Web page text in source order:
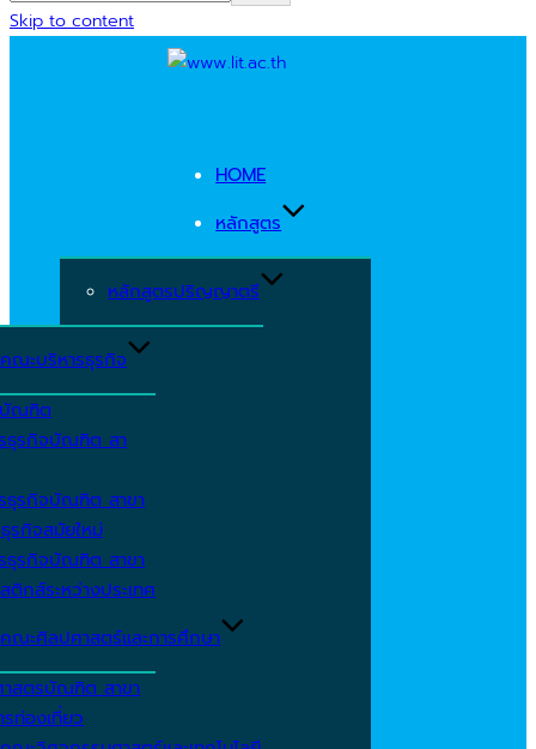
Skip to content
HOME
หลักสูตร
หลักสูตรปริญญาตรี
คณะบริหารธุรกิจ
ณฑิต
ธุรกิจบัณฑิต สา
ธุรกิจบัณฑิต สาขา
รกิจสมัยใหม่
ธุรกิจบัณฑิต สาขา
ติกส์ระหว่างประเทศ
คณะศิลปศาสตร์และการศึกษา
สตรบัณฑิต สาขา
ท่องเที่ยว